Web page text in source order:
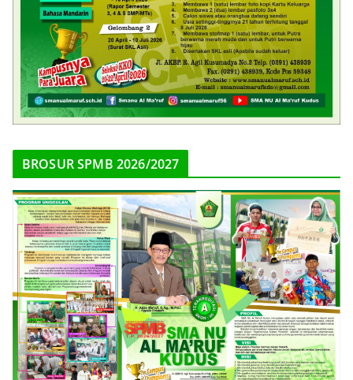
BROSUR SPMB 2026/2027